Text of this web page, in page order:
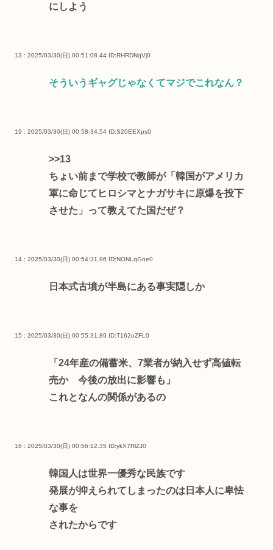
にしよう
13 : 2025/03/30(日) 00:51:08.44 ID:RHRDNqVj0
そういうギャグじゃなくてマジでこれなん？
19 : 2025/03/30(日) 00:58:34.54 ID:S20EEXps0
>>13
ちょい前まで学校で教師が「韓国がアメリカ
軍に命じてヒロシマとナガサキに原爆を投下
させた」って教えてた国だぜ？
14 : 2025/03/30(日) 00:54:31.96 ID:NONLqGne0
日本式古墳が半島にある事実隠しか
15 : 2025/03/30(日) 00:55:31.89 ID:T162oZFL0
「24年産の備蓄米、7業者が納入せず高値転
売か 今後の放出に影響も」
これとなんの関係があるの
16 : 2025/03/30(日) 00:56:12.35 ID:ykX7RlZJ0
韓国人は世界一優秀な民族です
発展が抑えられてしまったのは日本人に卑怯
な事を
されたからです